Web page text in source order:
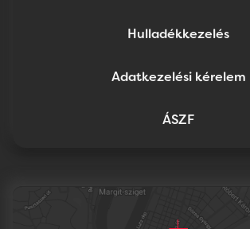
Hulladékkezelés
Adatkezelési kérelem
ÁSZF